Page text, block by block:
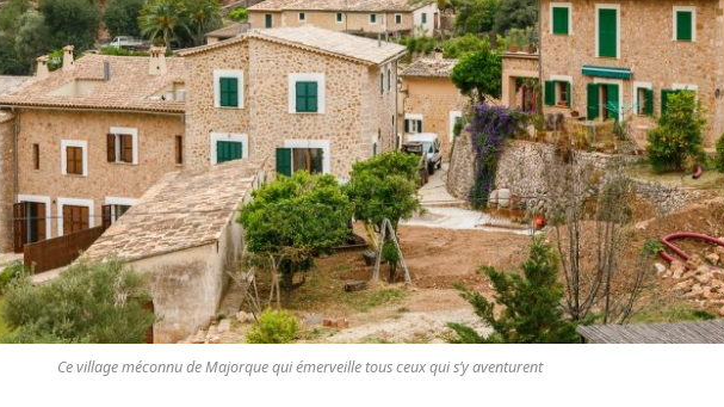
Ce village méconnu de Majorque qui émerveille tous ceux qui s’y aventurent